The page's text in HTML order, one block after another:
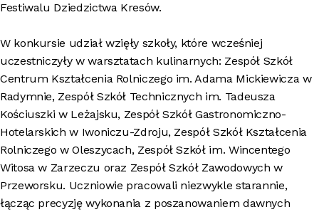
Festiwalu Dziedzictwa Kresów.
W konkursie udział wzięły szkoły, które wcześniej
uczestniczyły w warsztatach kulinarnych: Zespół Szkół
Centrum Kształcenia Rolniczego im. Adama Mickiewicza w
Radymnie, Zespół Szkół Technicznych im. Tadeusza
Kościuszki w Leżajsku, Zespół Szkół Gastronomiczno-
Hotelarskich w Iwoniczu-Zdroju, Zespół Szkół Kształcenia
Rolniczego w Oleszycach, Zespół Szkół im. Wincentego
Witosa w Zarzeczu oraz Zespół Szkół Zawodowych w
Przeworsku. Uczniowie pracowali niezwykle starannie,
łącząc precyzję wykonania z poszanowaniem dawnych